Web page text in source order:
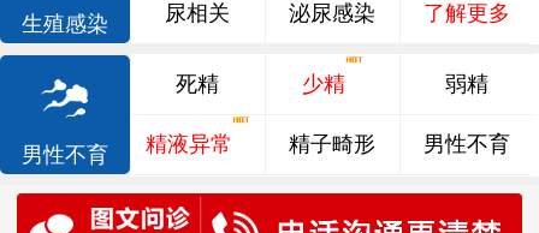
生殖感染 尿相关 泌尿感染 了解更多
男性不育
死精 少精 弱精
精液异常 精子畸形 男性不育